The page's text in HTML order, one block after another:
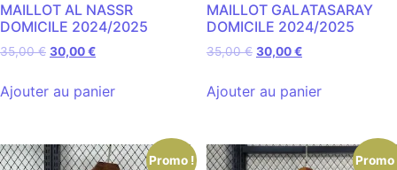
MAILLOT AL NASSR
DOMICILE 2024/2025
35,00€ 30,00€
Ajouter au panier
MAILLOT GALATASARAY
DOMICILE 2024/2025
35,00€ 30,00€
Ajouter au panier
Promo ! Promo